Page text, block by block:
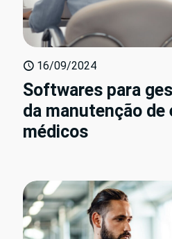
16/09/2024
Softwares para
da manutenção
médicos